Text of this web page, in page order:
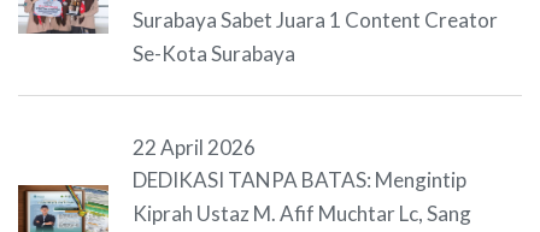
Surabaya Sabet Juara 1 Content Creator
Se-Kota Surabaya
22 April 2026
DEDIKASI TANPA BATAS: Mengintip
Kiprah Ustaz M. Afif Muchtar Lc, Sang